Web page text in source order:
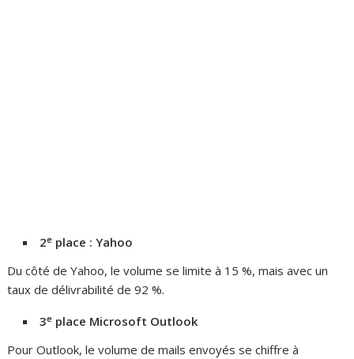
2e place : Yahoo
Du côté de Yahoo, le volume se limite à 15 %, mais avec un
taux de délivrabilité de 92 %.
3e place Microsoft Outlook
Pour Outlook, le volume de mails envoyés se chiffre à